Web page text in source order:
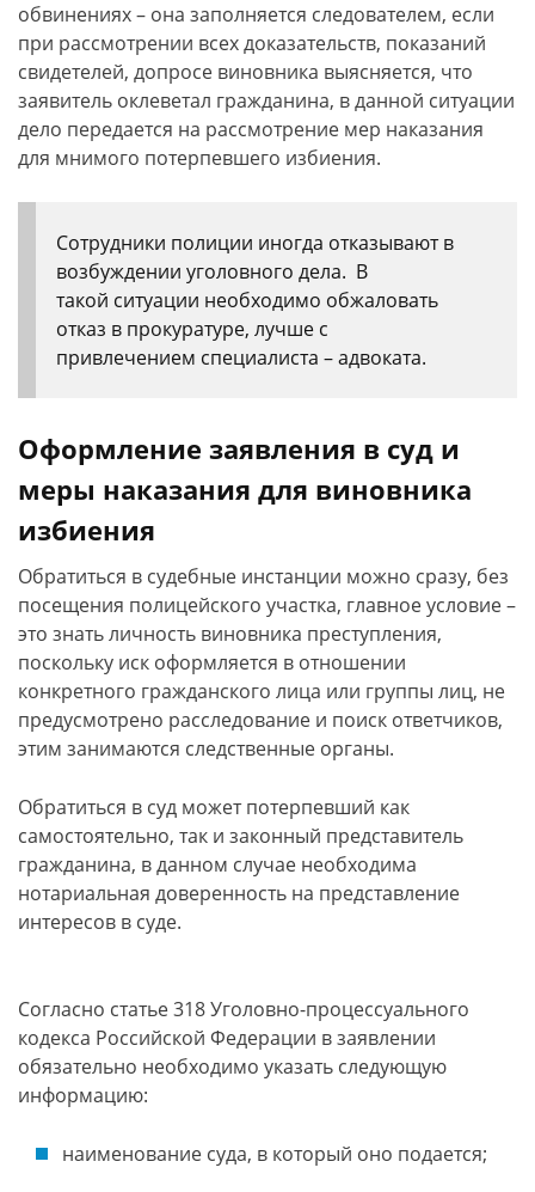
обвинениях – она заполняется следователем, если
при рассмотрении всех доказательств, показаний
свидетелей, допросе виновника выясняется, что
заявитель оклеветал гражданина, в данной ситуации
дело передается на рассмотрение мер наказания
для мнимого потерпевшего избиения.
Сотрудники полиции иногда отказывают в
возбуждении уголовного дела. В
такой ситуации необходимо обжаловать
отказ в прокуратуре, лучше с
привлечением специалиста – адвоката.
Оформление заявления в суд и
меры наказания для виновника
избиения
Обратиться в судебные инстанции можно сразу, без
посещения полицейского участка, главное условие –
это знать личность виновника преступления,
поскольку иск оформляется в отношении
конкретного гражданского лица или группы лиц, не
предусмотрено расследование и поиск ответчиков,
этим занимаются следственные органы.
Обратиться в суд может потерпевший как
самостоятельно, так и законный представитель
гражданина, в данном случае необходима
нотариальная доверенность на представление
интересов в суде.
Согласно статье 318 Уголовно-процессуального
кодекса Российской Федерации в заявлении
обязательно необходимо указать следующую
информацию:
наименование суда, в который оно подается;